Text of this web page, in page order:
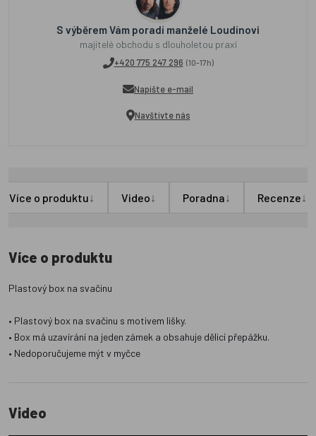
S výběrem Vám poradí manželé Loudínovi
majitelé obchodu s dlouholetou praxí
+420 775 247 296 (10-17h)
Napište e-mail
Navštivte nás
Více o produktu↓ Video↓ Poradna↓ Recenze↓
Více o produktu
Plastový box na svačinu
• Plastový box na svačinu s motivem lišky.
• Box má uzavírání na jeden zámek a obsahuje dělicí přepážku.
• Nedoporučujeme mýt v myčce
Video